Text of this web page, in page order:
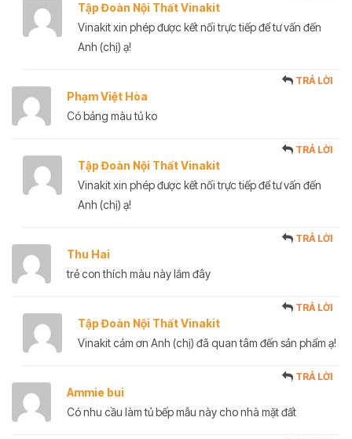
Tập Đoàn Nội Thất Vinakit
Vinakit xin phép được kết nối trực tiếp để tư vấn đến
Anh (chị) ạ!
Phạm Việt Hòa
TRẢ LỜI
Có bảng màu tủ ko
Tập Đoàn Nội Thất Vinakit
TRẢ LỜI
Vinakit xin phép được kết nối trực tiếp để tư vấn đến
Anh (chị) ạ!
Thu Hai
TRẢ LỜI
trẻ con thích màu này lắm đây
Tập Đoàn Nội Thất Vinakit
TRẢ LỜI
Vinakit cảm ơn Anh (chị) đã quan tâm đến sản phẩm ạ!
Ammie bui
TRẢ LỜI
Có nhu cầu làm tủ bếp mẫu này cho nhà mặt đất